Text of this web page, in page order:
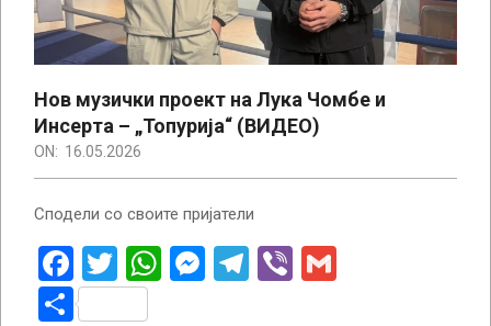
Нов музички проект на Лука Чомбе и
Инсерта – „Топурија“ (ВИДЕО)
ON: 16.05.2026
Сподели со своите пријатели
Facebook
Twitter
WhatsApp
Messenger
Telegram
Viber
Share